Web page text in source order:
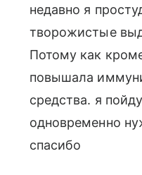
недавно я
творожистые
Потому как
повышала
средства. я
одновременно
спасибо